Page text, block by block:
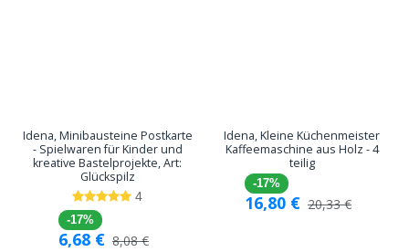
Idena, Minibausteine Postkarte
- Spielwaren für Kinder und
kreative Bastelprojekte, Art:
Glückspilz
4
-17%
6,68 € 8,08€
Idena, Kleine Küchenmeister
Kaffeemaschine aus Holz - 4
teilig
-17%
16,80 € 20,33€